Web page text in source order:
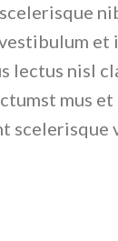
et
lectus nisl
mus
scelerisque